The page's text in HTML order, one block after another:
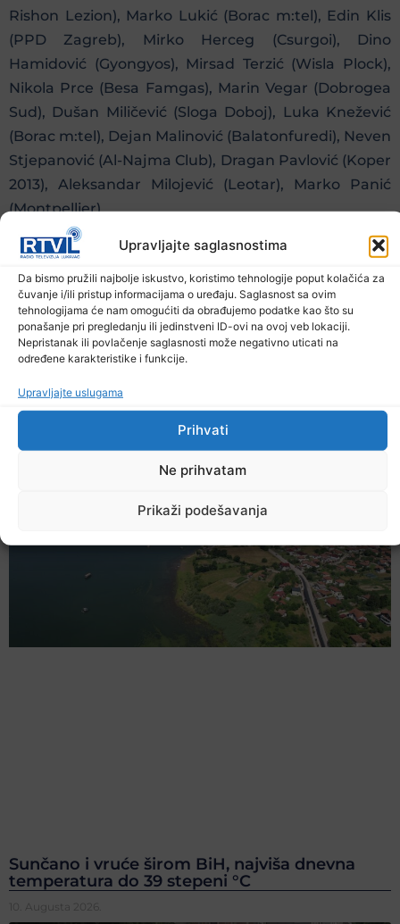
Upravljajte saglasnostima
Da bismo pružili najbolje iskustvo, koristimo tehnologije poput kolačića za
čuvanje i/ili pristup informacijama o uređaju. Saglasnost sa ovim
tehnologijama će nam omogućiti da obrađujemo podatke kao što su
ponašanje pri pregledanju ili jedinstveni ID-ovi na ovoj veb lokaciji.
Nepristanak ili povlačenje saglasnosti može negativno uticati na
određene karakteristike i funkcije.
Upravljajte uslugama
Prihvati
Ne prihvatam
Prikaži podešavanja
Rishon Lezion), Marko Lukić (Borac m:tel), Edin Klis
(PPD Zagreb), Mirko Herceg (Csurgoi), Dino
Hamidović (Gyongyos), Mirsad Terzić (Wisla Plock),
Nikola Prce (Besa Famgas), Marin Vegar (Dobrogea
Sud), Dušan Miličević (Sloga Doboj), Luka Knežević
(Borac m:tel), Dejan Malinović (Balatonfuredi), Neven
Stjepanović (Al-Najma Club), Dragan Pavlović (Koper
2013), Aleksandar Milojević (Leotar), Marko Panić
(Montpellier).
Prethodna vijest Sljedeća vijest
Podijelite na mrežama
Sunčano i vruće širom BiH, najviša dnevna
temperatura do 39 stepeni °C
10. Augusta 2026.